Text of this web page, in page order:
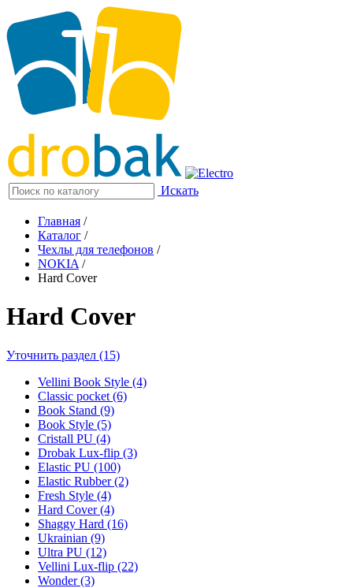
Искать
Главная /
Каталог /
Чехлы для телефонов /
NOKIA /
Hard Cover
Hard Cover
Уточнить раздел (15)
Vellini Book Style (4)
Classic pocket (6)
Book Stand (9)
Book Style (5)
Cristall PU (4)
Drobak Lux-flip (3)
Elastic PU (100)
Elastic Rubber (2)
Fresh Style (4)
Hard Cover (4)
Shaggy Hard (16)
Ukrainian (9)
Ultra PU (12)
Vellini Lux-flip (22)
Wonder (3)